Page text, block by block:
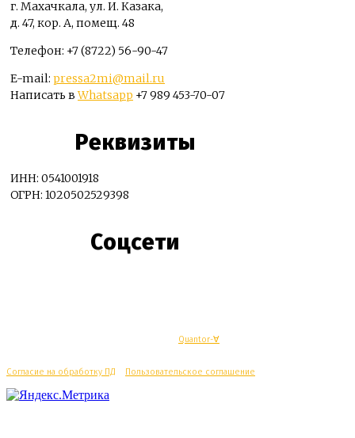
г. Махачкала, ул. И. Казака,
д. 47, кор. А, помещ. 48
Телефон: +7 (8722) 56-90-47
E-mail: pressa2mi@mail.ru
Написать вWhatsapp +7 989 453-70-07
Реквизиты
ИНН: 0541001918
ОГРН: 1020502529398
Соцсети
Quantor-∀
Согласие на обработку ПД Пользовательское соглашение